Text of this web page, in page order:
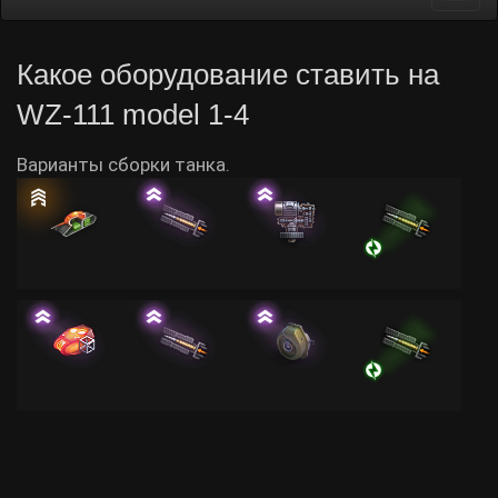
Какое оборудование ставить на
WZ-111 model 1-4
Варианты сборки танка.